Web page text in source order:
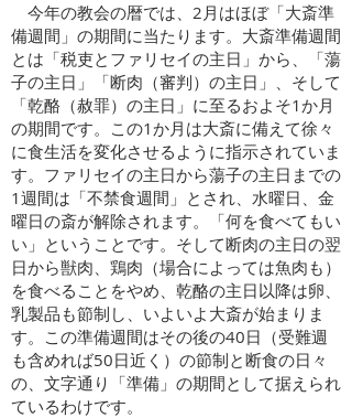
今年の教会の暦では、2月はほぼ「大斎準
備週間」の期間に当たります。大斎準備週間
とは「税吏とファリセイの主日」から、「蕩
子の主日」「断肉（審判）の主日」、そして
「乾酪（赦罪）の主日」に至るおよそ1か月
の期間です。この1か月は大斎に備えて徐々
に食生活を変化させるように指示されていま
す。ファリセイの主日から蕩子の主日までの
1週間は「不禁食週間」とされ、水曜日、金
曜日の斎が解除されます。「何を食べてもい
い」ということです。そして断肉の主日の翌
日から獣肉、鶏肉（場合によっては魚肉も）
を食べることをやめ、乾酪の主日以降は卵、
乳製品も節制し、いよいよ大斎が始まりま
す。この準備週間はその後の40日（受難週
も含めれば50日近く）の節制と断食の日々
の、文字通り「準備」の期間として据えられ
ているわけです。